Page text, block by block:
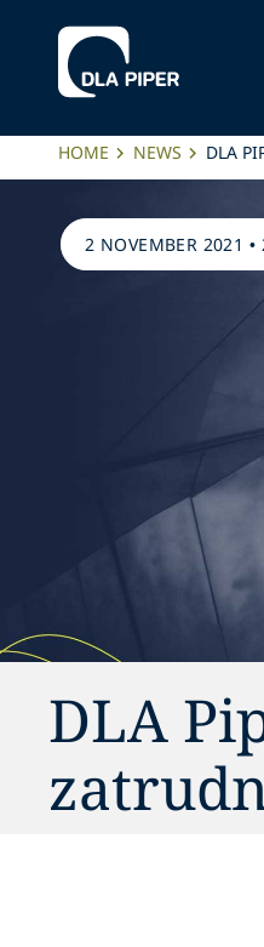
HOME NEWS DLA
2 NOVEMBER 2021 •
DLA